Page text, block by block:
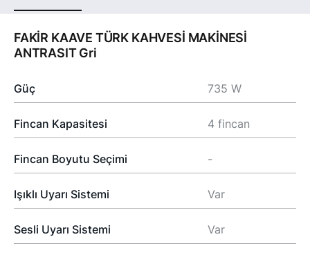
FAKİR KAAVE TÜRK KAHVESİ MAKİNESİ
ANTRASIT Gri
Güç 735 W
Fincan Kapasitesi 4 fincan
Fincan Boyutu Seçimi -
Işıklı Uyarı Sistemi Var
Sesli Uyarı Sistemi Var